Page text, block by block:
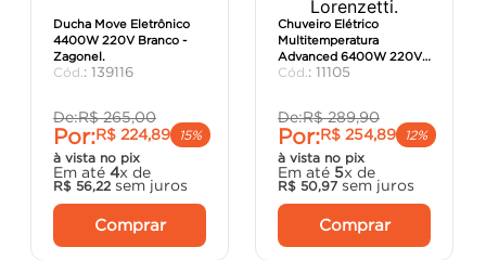
Ducha Move Eletrônico
4400W 220V Branco -
Zagonel.
: 139116
De:R$ 265,00
Por:R$ 224,89
15%
à vista no pix
Em até 4x de
R$ 56,22 sem juros
Comprar
Chuveiro Elétrico
Multitemperatura
Advanced 6400W 220V
Branco - Lorenzetti.
: 11105
De:R$ 289,90
Por:R$ 254,89
12%
à vista no pix
Em até 5x de
R$ 50,97 sem juros
Comprar